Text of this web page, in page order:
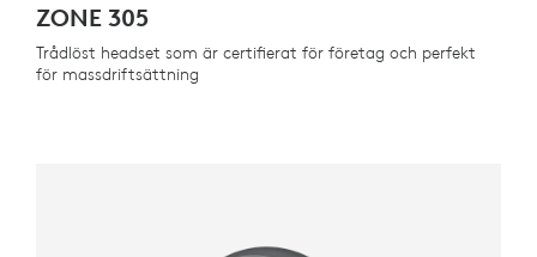
ZONE 305
Trådlöst headset som är certifierat för företag och perfekt
för massdriftsättning